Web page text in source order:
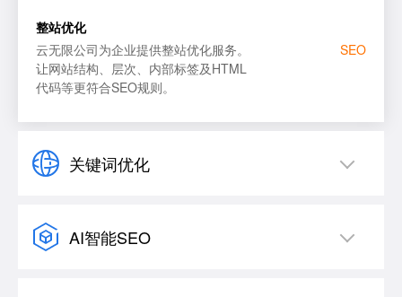
整站优化
SEO
云无限公司为企业提供整站优化服务。
让网站结构、层次、内部标签及HTML
代码等更符合SEO规则。
关键词优化
AI智能SEO